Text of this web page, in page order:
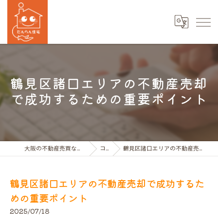
鶴見区諸口エリアの不動産売却
で成功するための重要ポイント
大阪の不動産売買ならだんらん住宅株式会社 コラム 鶴見区諸口エリアの不動産売却で成功するための重要ポイント
鶴見区諸口エリアの不動産売却で成功するた
めの重要ポイント
2025/07/18